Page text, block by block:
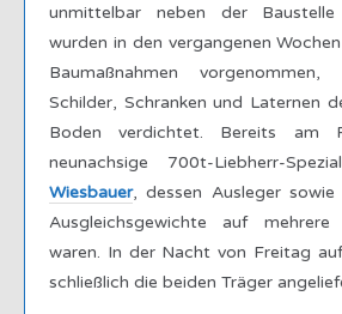
unmittelbar neben der
wurden in den vergangenen
Baumaßnahmen vorgenommen,
Schilder, Schranken und Laternen
Boden verdichtet. Bereits am
neunachsige 700t-Liebherr-
Wiesbauer, dessen Ausleger
Ausgleichsgewichte auf
waren. In der Nacht von Freitag
schließlich die beiden Träger